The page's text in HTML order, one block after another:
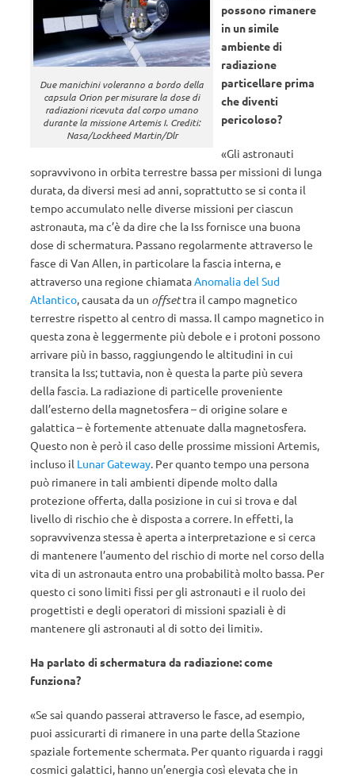
Due manichini voleranno a bordo della
capsula Orion per misurare la dose di
radiazioni ricevuta dal corpo umano
durante la missione Artemis I. Crediti:
Nasa/Lockheed Martin/Dlr
possono rimanere
in un simile
ambiente di
radiazione
particellare prima
che diventi
pericoloso?
«Gli astronauti
sopravvivono in orbita terrestre bassa per missioni di lunga
durata, da diversi mesi ad anni, soprattutto se si conta il
tempo accumulato nelle diverse missioni per ciascun
astronauta, ma c’è da dire che la Iss fornisce una buona
dose di schermatura. Passano regolarmente attraverso le
fasce di Van Allen, in particolare la fascia interna, e
attraverso una regione chiamataAnomalia del Sud
Atlantico, causata da un offsettra il campo magnetico
terrestre rispetto al centro di massa. Il campo magnetico in
questa zona è leggermente più debole e i protoni possono
arrivare più in basso, raggiungendo le altitudini in cui
transita la Iss; tuttavia, non è questa la parte più severa
della fascia. La radiazione di particelle proveniente
dall’esterno della magnetosfera – di origine solare e
galattica – è fortemente attenuate dalla magnetosfera.
Questo non è però il caso delle prossime missioni Artemis,
incluso il Lunar Gateway. Per quanto tempo una persona
può rimanere in tali ambienti dipende molto dalla
protezione offerta, dalla posizione in cui si trova e dal
livello di rischio che è disposta a correre. In effetti, la
sopravvivenza stessa è aperta a interpretazione e si cerca
di mantenere l’aumento del rischio di morte nel corso della
vita di un astronauta entro una probabilità molto bassa. Per
questo ci sono limiti fissi per gli astronauti e il ruolo dei
progettisti e degli operatori di missioni spaziali è di
mantenere gli astronauti al di sotto dei limiti».
Ha parlato di schermatura da radiazione: come
funziona?
«Se sai quando passerai attraverso le fasce, ad esempio,
puoi assicurarti di rimanere in una parte della Stazione
spaziale fortemente schermata. Per quanto riguarda i raggi
cosmici galattici, hanno un’energia così elevata che in